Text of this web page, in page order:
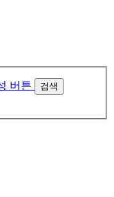
검색